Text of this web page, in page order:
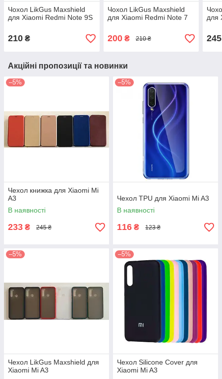
Чохол LikGus Maxshield
для Xiaomi Redmi Note 9S
210 ₴
Чохол LikGus Maxshield
для Xiaomi Redmi Note 7
200₴ 210 ₴
для
245
Акційні пропозиції та новинки
–5%
Чехол книжка для Xiaomi Mi
A3
В наявності
233 ₴ 245 ₴
–5%
Чехол TPU для Xiaomi Mi A3
В наявності
116 ₴ 123 ₴
–5%
Чехол LikGus Maxshield для
Xiaomi Mi A3
–5%
Чехол Silicone Cover для
Xiaomi Mi A3